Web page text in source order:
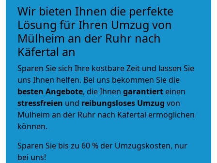
Wir bieten Ihnen die perfekte
Lösung für Ihren Umzug von
Mülheim an der Ruhr nach
Käfertal an
Sparen Sie sich Ihre kostbare Zeit und lassen Sie
uns Ihnen helfen. Bei uns bekommen Sie die
besten Angebote, die Ihnen garantiert einen
stressfreien und reibungsloses Umzug von
Mülheim an der Ruhr nach Käfertal ermöglichen
können.
Sparen Sie bis zu 60 % der Umzugskosten, nur
bei uns!